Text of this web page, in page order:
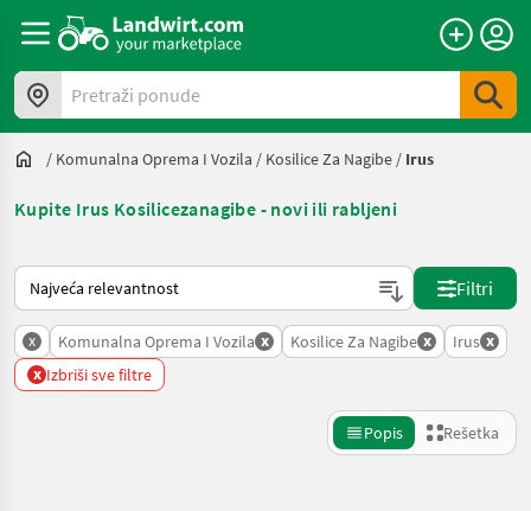
Pretraži ponude
/ Komunalna Oprema I Vozila / Kosilice Za Nagibe / Irus
Kupite Irus Kosilicezanagibe - novi ili rabljeni
Tako se sortira na Landwirt.com
Filtri
x Komunalna Oprema I Vozila x Kosilice Za Nagibe x Irus x
x Izbriši sve filtre
Popis Rešetka